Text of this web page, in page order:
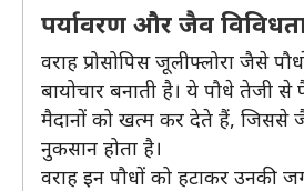
पर्यावरण और जैव
वराह प्रोसोपिस जूलीफ्लोरा जैसे
बायोचार बनाती है। ये पौधे तेजी
मैदानों को खत्म कर देते हैं, जिससे
नुकसान होता है।
वराह इन पौधों को हटाकर उनकी